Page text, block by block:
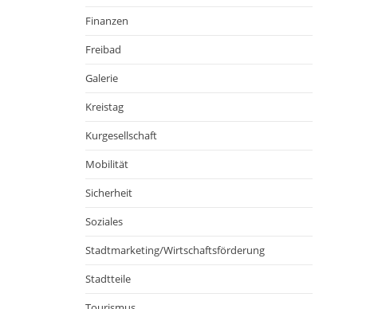
Finanzen
Freibad
Galerie
Kreistag
Kurgesellschaft
Mobilität
Sicherheit
Soziales
Stadtmarketing/Wirtschaftsförderung
Stadtteile